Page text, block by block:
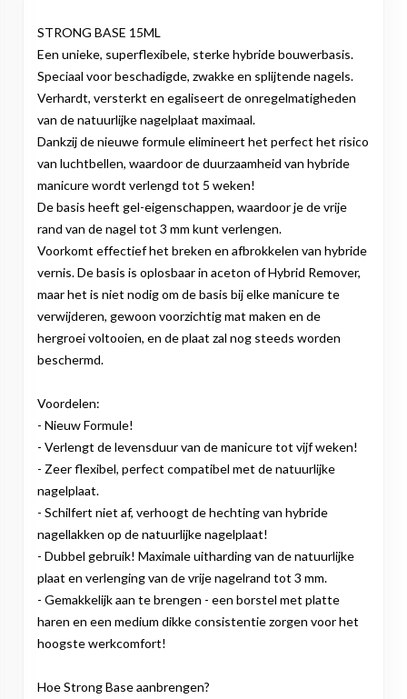
STRONG BASE 15ML
Een unieke, superflexibele, sterke hybride bouwerbasis.
Speciaal voor beschadigde, zwakke en splijtende nagels.
Verhardt, versterkt en egaliseert de onregelmatigheden
van de natuurlijke nagelplaat maximaal.
Dankzij de nieuwe formule elimineert het perfect het risico
van luchtbellen, waardoor de duurzaamheid van hybride
manicure wordt verlengd tot 5 weken!
De basis heeft gel-eigenschappen, waardoor je de vrije
rand van de nagel tot 3 mm kunt verlengen.
Voorkomt effectief het breken en afbrokkelen van hybride
vernis. De basis is oplosbaar in aceton of Hybrid Remover,
maar het is niet nodig om de basis bij elke manicure te
verwijderen, gewoon voorzichtig mat maken en de
hergroei voltooien, en de plaat zal nog steeds worden
beschermd.
Voordelen:
- Nieuw Formule!
- Verlengt de levensduur van de manicure tot vijf weken!
- Zeer flexibel, perfect compatibel met de natuurlijke
nagelplaat.
- Schilfert niet af, verhoogt de hechting van hybride
nagellakken op de natuurlijke nagelplaat!
- Dubbel gebruik! Maximale uitharding van de natuurlijke
plaat en verlenging van de vrije nagelrand tot 3 mm.
- Gemakkelijk aan te brengen - een borstel met platte
haren en een medium dikke consistentie zorgen voor het
hoogste werkcomfort!
Hoe Strong Base aanbrengen?